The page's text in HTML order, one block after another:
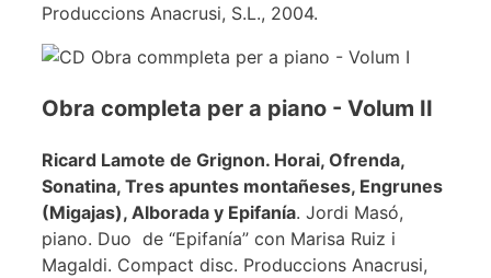
Produccions Anacrusi, S.L., 2004.
Obra completa per a piano - Volum II
Ricard Lamote de Grignon. Horai, Ofrenda,
Sonatina, Tres apuntes montañeses, Engrunes
(Migajas), Alborada y Epifanía. Jordi Masó,
piano. Duo de “Epifanía” con Marisa Ruiz i
Magaldi. Compact disc. Produccions Anacrusi,